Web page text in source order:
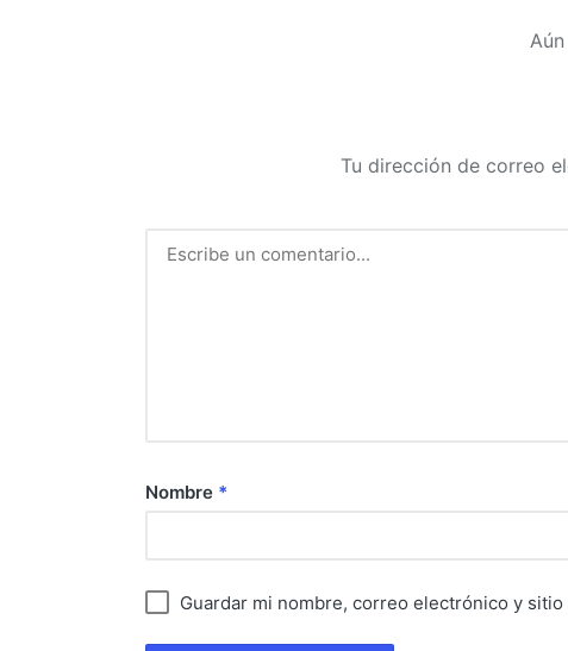
Tu dirección de correo
Nombre *
Guardar mi nombre, correo electrónico y